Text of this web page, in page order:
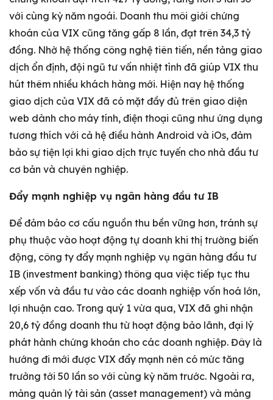
với cùng kỳ năm ngoái. Doanh thu môi giới chứng
khoán của VIX cũng tăng gấp 8 lần, đạt trên 34,3 tỷ
đồng. Nhờ hệ thống công nghệ tiên tiến, nền tảng giao
dịch ổn định, đội ngũ tư vấn nhiệt tình đã giúp VIX thu
hút thêm nhiều khách hàng mới. Hiện nay hệ thống
giao dịch của VIX đã có mặt đầy đủ trên giao diện
web dành cho máy tính, điện thoại cũng như ứng dụng
tương thích với cả hệ điều hành Android và iOs, đảm
bảo sự tiện lợi khi giao dịch trực tuyến cho nhà đầu tư
cơ bản và chuyên nghiệp.
Đẩy mạnh nghiệp vụ ngân hàng đầu tư IB
Để đảm bảo cơ cấu nguồn thu bền vững hơn, tránh sự
phụ thuộc vào hoạt động tự doanh khi thị trường biến
động, công ty đẩy mạnh nghiệp vụ ngân hàng đầu tư
IB (investment banking) thông qua việc tiếp tục thu
xếp vốn và đầu tư vào các doanh nghiệp vốn hoá lớn,
lợi nhuận cao. Trong quý 1 vừa qua, VIX đã ghi nhận
20,6 tỷ đồng doanh thu từ hoạt động bảo lãnh, đại lý
phát hành chứng khoán cho các doanh nghiệp. Đây là
hướng đi mới được VIX đẩy mạnh nên có mức tăng
trưởng tới 50 lần so với cùng kỳ năm trước. Ngoài ra,
mảng quản lý tài sản (asset management) và mảng